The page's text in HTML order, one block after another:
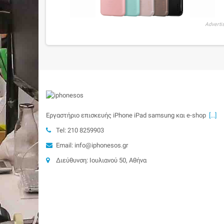
Εργαστήριο επισκευής iPhone iPad samsung και e-shop [...]
Tel: 210 8259903
Email: info@iphonesos.gr
Διεύθυνση: Ιουλιανού 50, Αθήνα